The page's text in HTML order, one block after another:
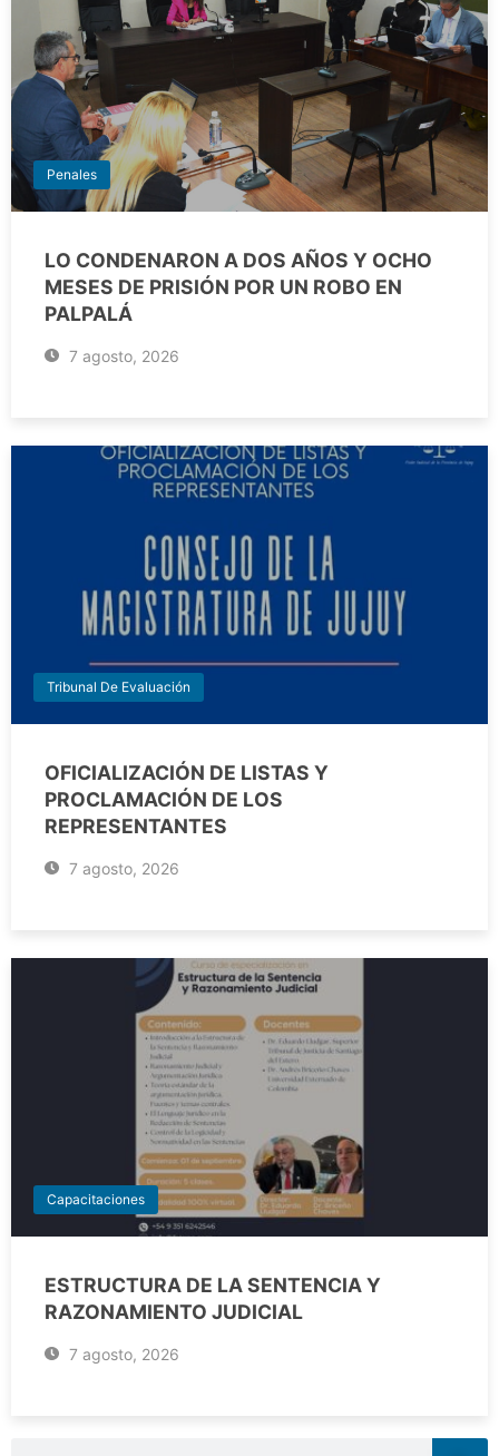
Penales
LO CONDENARON A DOS AÑOS Y OCHO
MESES DE PRISIÓN POR UN ROBO EN
PALPALÁ
7 agosto, 2026
Tribunal De Evaluación
OFICIALIZACIÓN DE LISTAS Y
PROCLAMACIÓN DE LOS
REPRESENTANTES
7 agosto, 2026
Capacitaciones
ESTRUCTURA DE LA SENTENCIA Y
RAZONAMIENTO JUDICIAL
7 agosto, 2026